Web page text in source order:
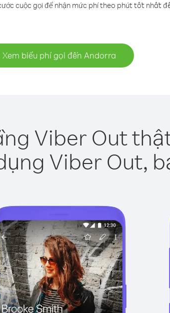
cuộc gọi để nhận mức phí theo phút tốt nhất
Xem biểu phí gọi đến Andorra
Viber Out
Viber Out,